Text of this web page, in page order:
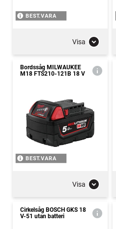
BEST.VARA
Visa
Bordssåg MILWAUKEE
M18 FTS210-121B 18 V
BEST.VARA
Visa
Cirkelsåg BOSCH GKS 18
V-51 utan batteri